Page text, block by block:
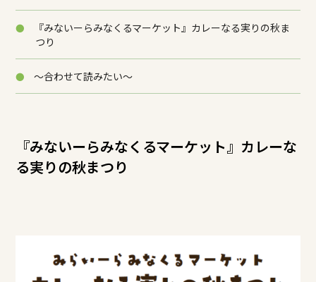
『みないーらみなくるマーケット』カレーなる実りの秋ま
つり
～合わせて読みたい～
『みないーらみなくるマーケット』カレーな
る実りの秋まつり